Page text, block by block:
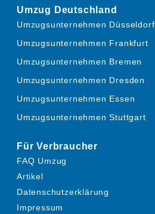
Umzug Deutschland
Umzugsunternehmen Düsseldorf
Umzugsunternehmen Frankfurt
Umzugsunternehmen Bremen
Umzugsunternehmen Dresden
Umzugsunternehmen Essen
Umzugsunternehmen Stuttgart
Für Verbraucher
FAQ Umzug
Artikel
Datenschutzerklärung
Impressum